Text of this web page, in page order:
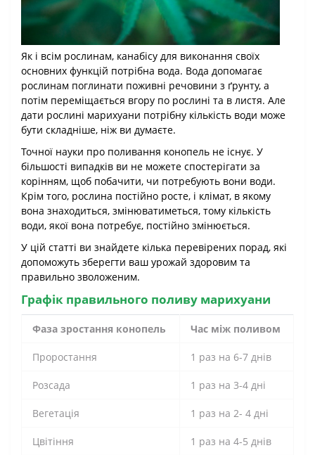
Як і всім рослинам, канабісу для виконання своїх
основних функцій потрібна вода. Вода допомагає
рослинам поглинати поживні речовини з ґрунту, а
потім переміщається вгору по рослині та в листя. Але
дати рослині марихуани потрібну кількість води може
бути складніше, ніж ви думаєте.
Точної науки про поливання конопель не існує. У
більшості випадків ви не можете спостерігати за
корінням, щоб побачити, чи потребують вони води.
Крім того, рослина постійно росте, і клімат, в якому
вона знаходиться, змінюватиметься, тому кількість
води, якої вона потребує, постійно змінюється.
У цій статті ви знайдете кілька перевірених порад, які
допоможуть зберегти ваш урожай здоровим та
правильно зволоженим.
Графік правильного поливу марихуани
Фаза зростання конопель Час між поливом
Проростання 1 раз на 6-7 днів
Розсада 1 раз на 3-4 дні
Вегетація 1 раз на 2- 4 дні
Цвітіння 1 раз на 4-5 днів